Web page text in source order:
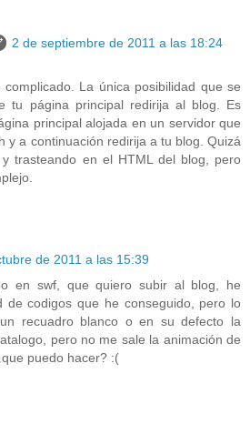
2 de septiembre de 2011 a las 18:24
La única posibilidad que se
tu página principal redirija al blog. Es
principal alojada en un servidor que
y a continuación redirija a tu blog. Quizá
trasteando en el HTML del blog, pero
de 2011 a las 15:39
en swf, que quiero subir al blog, he
de codigos que he conseguido, pero lo
recuadro blanco o en su defecto la
pero no me sale la animación de
puedo hacer? :(